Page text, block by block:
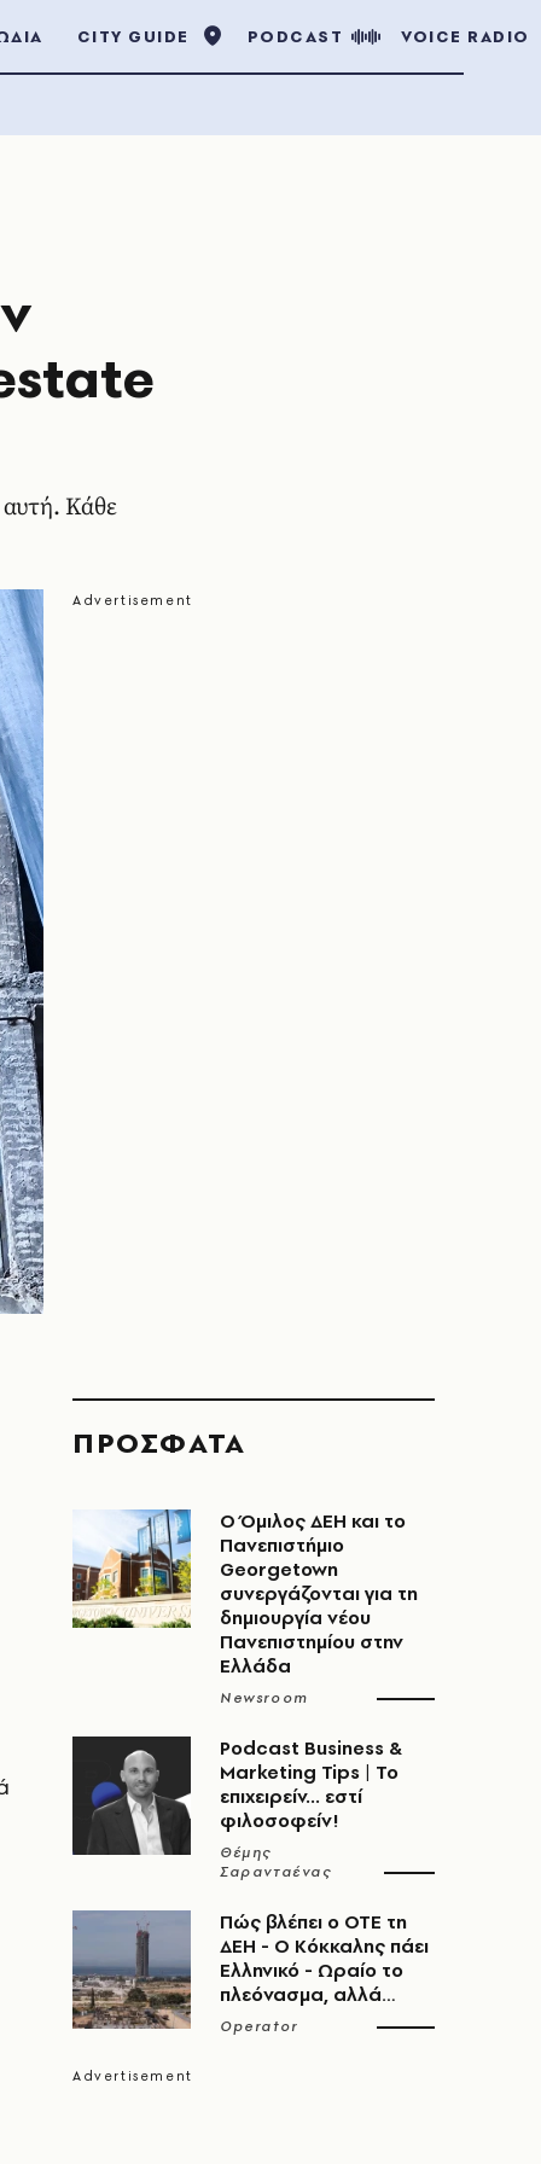
CITY GUIDE PODCAST VOICE RADIO
Κάθε
ΠΡΟΣΦΑΤΑ
Ο Όμιλος ΔΕΗ και το
Πανεπιστήμιο
Georgetown
συνεργάζονται για τη
δημιουργία νέου
Πανεπιστημίου στην
Ελλάδα
Newsroom
Podcast Business &
Marketing Tips | Το
επιχειρείν... εστί
φιλοσοφείν!
Θέμης
Σαρανταένας
Πώς βλέπει ο ΟΤΕ τη
ΔΕΗ - Ο Κόκκαλης πάει
Ελληνικό - Ωραίο το
πλεόνασμα, αλλά…
Operator